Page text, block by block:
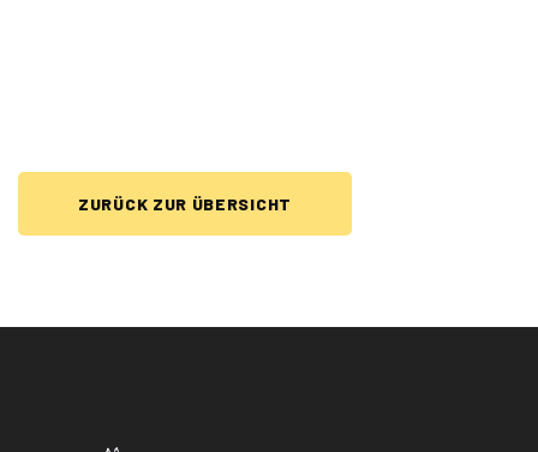
ZURÜCK ZUR ÜBERSICHT